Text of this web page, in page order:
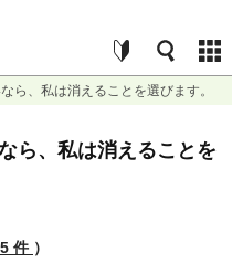
ら、私は消えることを選びます。
ら、私は消えることを
件 ）